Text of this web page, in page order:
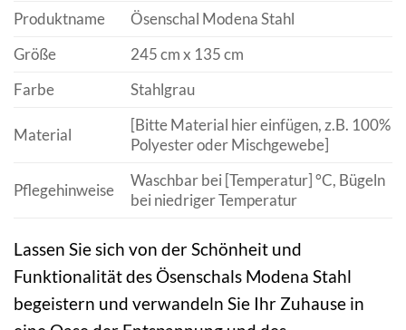
Produktname
Ösenschal Modena Stahl
Größe
245 cm x 135 cm
Farbe
Stahlgrau
Material
[Bitte Material hier einfügen, z.B. 100%
Polyester oder Mischgewebe]
Pflegehinweise
Waschbar bei [Temperatur] °C, Bügeln
bei niedriger Temperatur
Lassen Sie sich von der Schönheit und
Funktionalität des Ösenschals Modena Stahl
begeistern und verwandeln Sie Ihr Zuhause in